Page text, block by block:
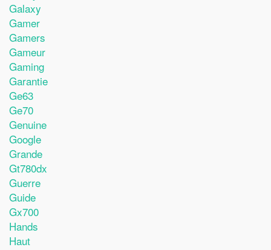
Galaxy
Gamer
Gamers
Gameur
Gaming
Garantie
Ge63
Ge70
Genuine
Google
Grande
Gt780dx
Guerre
Guide
Gx700
Hands
Haut